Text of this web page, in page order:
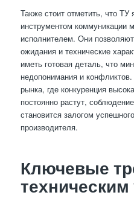
Также стоит отметить, что
инструментом коммуникации
исполнителем. Они
ожидания и технические
иметь готовая деталь, что
недопонимания и
рынка, где конкуренция
постоянно растут,
становится залогом
производителя.
Ключевые